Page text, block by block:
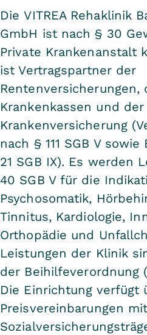
Die VITREA Rehaklinik
GmbH ist nach § 30
Private Krankenanstalt
ist Vertragspartner der
Rentenversicherungen,
Krankenkassen und der
Krankenversicherung
nach § 111 SGB V
21 SGB IX). Es werden
40 SGB V für die
Psychosomatik,
Tinnitus, Kardiologie,
Orthopädie und
Leistungen der Klinik
der Beihilfeverordnung
Die Einrichtung verfügt
Preisvereinbarungen mit